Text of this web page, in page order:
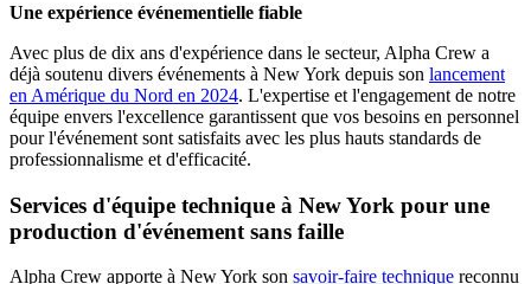
Une expérience événementielle fiable
Avec plus de dix ans d'expérience dans le secteur, Alpha Crew a
déjà soutenu divers événements à New York depuis son lancement
en Amérique du Nord en 2024. L'expertise et l'engagement de notre
équipe envers l'excellence garantissent que vos besoins en personnel
pour l'événement sont satisfaits avec les plus hauts standards de
professionnalisme et d'efficacité.
Services d'équipe technique à New York pour une
production d'événement sans faille
Alpha Crew apporte à New York son savoir-faire technique reconnu